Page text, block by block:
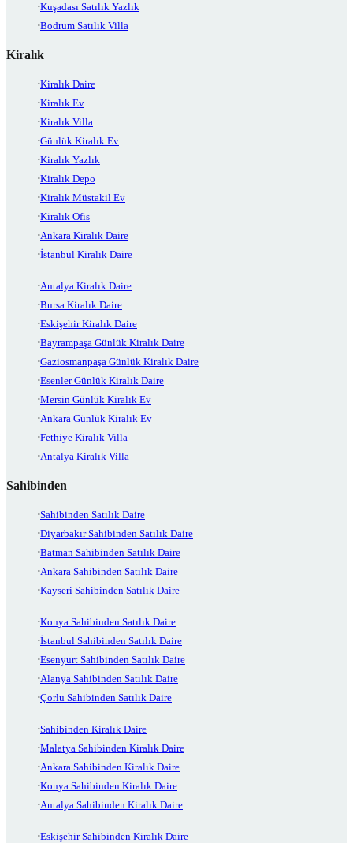
Kuşadası Satılık Yazlık
Bodrum Satılık Villa
Kiralık
Kiralık Daire
Kiralık Ev
Kiralık Villa
Günlük Kiralık Ev
Kiralık Yazlık
Kiralık Depo
Kiralık Müstakil Ev
Kiralık Ofis
Ankara Kiralık Daire
İstanbul Kiralık Daire
Antalya Kiralık Daire
Bursa Kiralık Daire
Eskişehir Kiralık Daire
Bayrampaşa Günlük Kiralık Daire
Gaziosmanpaşa Günlük Kiralık Daire
Esenler Günlük Kiralık Daire
Mersin Günlük Kiralık Ev
Ankara Günlük Kiralık Ev
Fethiye Kiralık Villa
Antalya Kiralık Villa
Sahibinden
Sahibinden Satılık Daire
Diyarbakır Sahibinden Satılık Daire
Batman Sahibinden Satılık Daire
Ankara Sahibinden Satılık Daire
Kayseri Sahibinden Satılık Daire
Konya Sahibinden Satılık Daire
İstanbul Sahibinden Satılık Daire
Esenyurt Sahibinden Satılık Daire
Alanya Sahibinden Satılık Daire
Çorlu Sahibinden Satılık Daire
Sahibinden Kiralık Daire
Malatya Sahibinden Kiralık Daire
Ankara Sahibinden Kiralık Daire
Konya Sahibinden Kiralık Daire
Antalya Sahibinden Kiralık Daire
Eskişehir Sahibinden Kiralık Daire